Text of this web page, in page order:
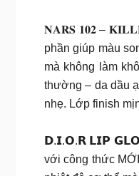
𝐍𝐀𝐑𝐒 𝟏𝟎𝟐 –
phần giúp màu
mà không làm
thường – da dầu
nhẹ. Lớp finish
𝗗.𝗜.𝗢.𝗥 𝗟𝗜𝗣
với công thức